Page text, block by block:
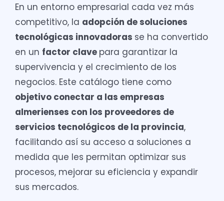
En un entorno empresarial cada vez más
competitivo, la adopción de soluciones
tecnológicas innovadoras se ha convertido
en un factor clave para garantizar la
supervivencia y el crecimiento de los
negocios. Este catálogo tiene como
objetivo conectar a las empresas
almerienses con los proveedores de
servicios tecnológicos de la provincia,
facilitando así su acceso a soluciones a
medida que les permitan optimizar sus
procesos, mejorar su eficiencia y expandir
sus mercados.